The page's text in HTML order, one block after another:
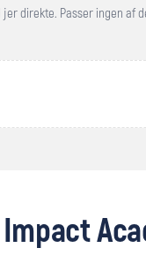
direkte. Passer ingen af